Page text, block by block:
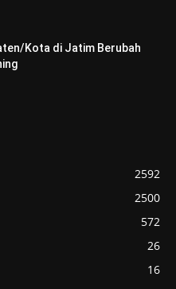
Kota di Jatim Berubah
2592
2500
572
26
16